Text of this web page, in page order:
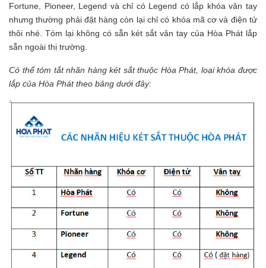
Fortune, Pioneer, Legend và chỉ có Legend có lắp khóa vân tay
nhưng thường phải đặt hàng còn lại chỉ có khóa mã cơ và điện tử
thôi nhé. Tóm lại không có sẵn két sắt vân tay của Hòa Phát lắp
sẵn ngoài thị trường.
Có thể tóm tắt nhãn hàng két sắt thuộc Hòa Phát, loại khóa được
lắp của Hòa Phát theo bảng dưới đây: